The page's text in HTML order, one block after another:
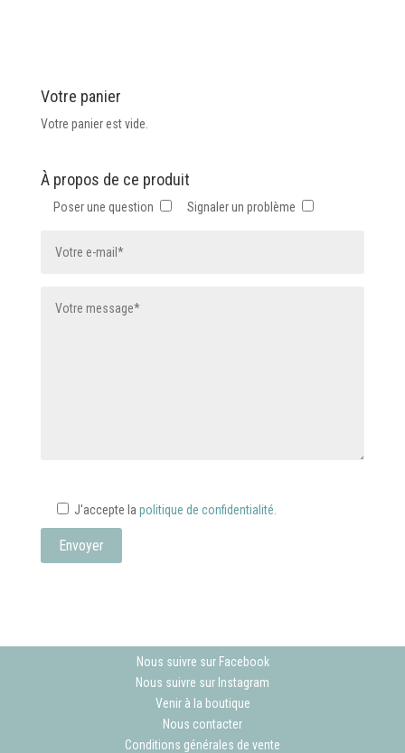
la
page
Votre panier
Votre panier est vide.
À propos de ce produit
Poser une question Signaler un problème
J'accepte la politique de confidentialité.
Nous suivre sur Facebook
Nous suivre sur Instagram
Venir à la boutique
Nous contacter
Conditions générales de vente